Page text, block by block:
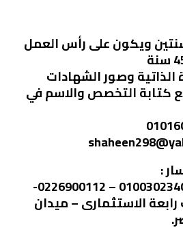
ويكون على رأس العمل
الذاتية وصور الشهادات
كتابة التخصص والاسم في
:
عمارات رابعة الاستثمارى – ميدان